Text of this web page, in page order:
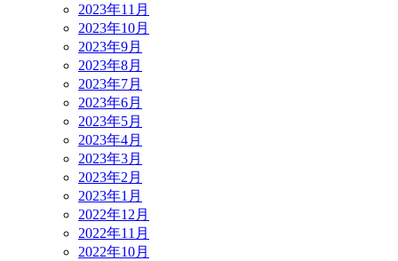
2023年11月
2023年10月
2023年9月
2023年8月
2023年7月
2023年6月
2023年5月
2023年4月
2023年3月
2023年2月
2023年1月
2022年12月
2022年11月
2022年10月